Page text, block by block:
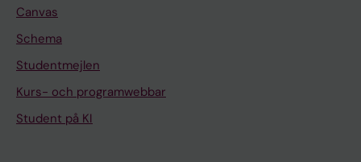
Canvas
Schema
Studentmejlen
Kurs- och programwebbar
Student på KI